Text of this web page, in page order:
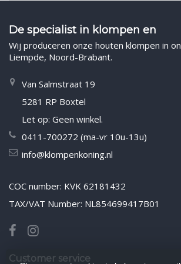
De specialist in klompen en
Wij produceren onze houten klompen in
Liempde, Noord-Brabant.
Van Salmstraat 19
5281 RP Boxtel
Let op: Geen winkel.
0411-700272 (ma-vr 10u-13u)
info@klompenkoning.nl
COC number: KVK 62181432
TAX/VAT Number: NL854699417B01
Customer service